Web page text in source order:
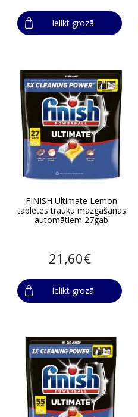
Ielikt grozā
FINISH Ultimate Lemon
tabletes trauku mazgāšanas
automātiem 27gab
21,60€
Ielikt grozā